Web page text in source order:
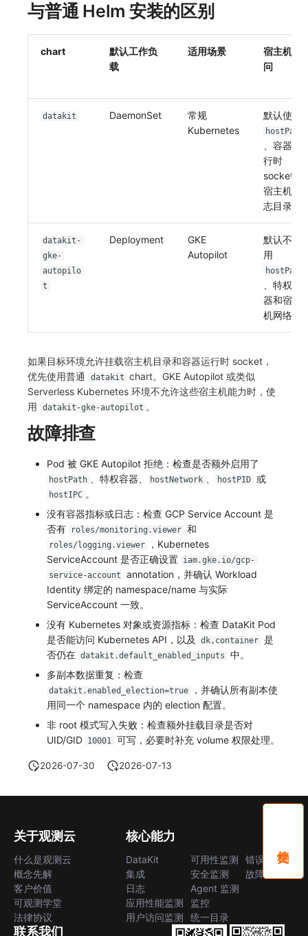
与普通 Helm 安装的区别
chart
默认工作负
载
适用场景
宿主机访
问
datakit DaemonSet
常规
Kubernetes
默认使用
hostPath
、容器运
行时
socket 和
宿主机日
志目录
datakit-
gke-
autopilo
t
Deployment
GKE
Autopilot
默认不使
用
hostPath
、特权容
器和宿主
机网络
如果目标环境允许挂载宿主机目录和容器运行时 socket，
优先使用普通
datakit chart。GKE Autopilot 或类似
Serverless Kubernetes 环境不允许这些宿主机能力时，使
用
datakit-gke-autopilot 。
故障排查
Pod 被 GKE Autopilot 拒绝：检查是否额外启用了
hostPath 、特权容器、 hostNetwork hostPID 或
hostIPC 。
没有容器指标或日志：检查 GCP Service Account 是
否有
roles/monitoring.viewer 和
roles/logging.viewer
，Kubernetes
ServiceAccount 是否正确设置 iam.gke.io/gcp-
service-account
annotation，并确认 Workload
Identity 绑定的 namespace/name 与实际
ServiceAccount 一致。
没有 Kubernetes 对象或资源指标：检查 DataKit Pod
是否能访问 Kubernetes API，以及
dk,container 是
否仍在 datakit.default_enabled_inputs
中。
多副本数据重复：检查
datakit.enabled_election=true
，并确认所有副本使
用同一个 namespace 内的 election 配置。
非 root 模式写入失败：检查额外挂载目录是否对
UID/GID 10001 可写，必要时补充 volume 权限处理。
2026-07-30 2026-07-13
关于观测云
什么是观测云
概念先解
客户价值
可观测学堂
法律协议
核心能力
DataKit
集成
日志
应用性能监测
用户访问监测
可用性监测
安全监测
Agent 监测
监控
统一目录
错误中心
故障中心
联系我们